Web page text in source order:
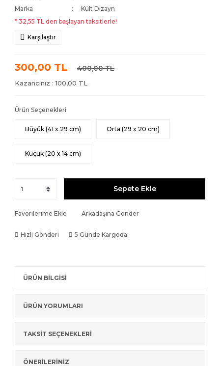
Marka
Kült Dizayn
* 32,55 TL den başlayan taksitlerle!
Karşılaştır
300,00 TL 400,00 TL
Kazancınız : 100,00 TL
Ürün Seçenekleri
Büyük (41 x 29 cm) Orta (29 x 20 cm)
Küçük (20 x 14 cm)
Sepete Ekle
Favorilerime Ekle Arkadaşına Gönder
Hızlı Gönderi 5 Günde Kargoda
ÜRÜN BİLGİSİ
ÜRÜN YORUMLARI
TAKSİT SEÇENEKLERİ
ÖNERİLERİNİZ